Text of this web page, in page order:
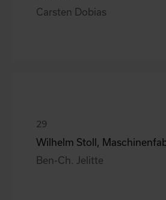
Carsten Dobias
Wilhelm Stoll,
Ben-Ch. Jelitte